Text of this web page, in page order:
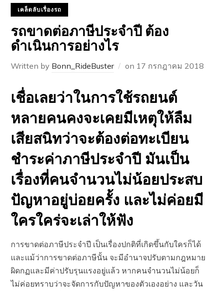
เคล็ดลับเรื่องรถ
รถขาดต่อภาษีประจำปี ต้อง
ดำเนินการอย่างไร
Written by Bonn_RideBuster on 17 กรกฎาคม 2018
เชื่อเลยว่าในการใช้รถยนต์
หลายคนคงจะเคยมีเหตุให้ลืม
เสียสนิทว่าจะต้องต่อทะเบียน
ชำระค่าภาษีประจำปี มันเป็น
เรื่องที่คนจำนวนไม่น้อยประสบ
ปัญหาอยู่บ่อยครั้ง และไม่ค่อยมี
ใครใคร่จะเล่าให้ฟัง
การขาดต่อภาษีประจำปี เป็นเรื่องปกติที่เกิดขึ้นกับใครก็ได้
และแม้ว่าการขาดต่อภาษีนั้น จะมีอำนาจปรับตามกฎหมาย
ผิดกฏและมีค่าปรับรุนแรงอยู่แล้ว หากคนจำนวนไม่น้อยก็
ไม่ค่อยทราบว่าจะจัดการกับปัญหาของตัวเองอย่าง และวัน